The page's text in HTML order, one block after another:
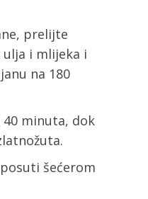
prelijte
i mlijeka i
na 180
40 minuta, dok
šećerom